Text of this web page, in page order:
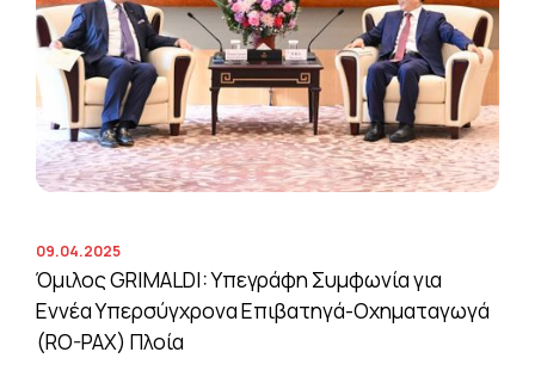
09.04.2025
Όμιλος GRIMALDI: Υπεγράφη Συμφωνία για
Εννέα Υπερσύγχρονα Επιβατηγά-Οχηματαγωγά
(RO-PAX) Πλοία